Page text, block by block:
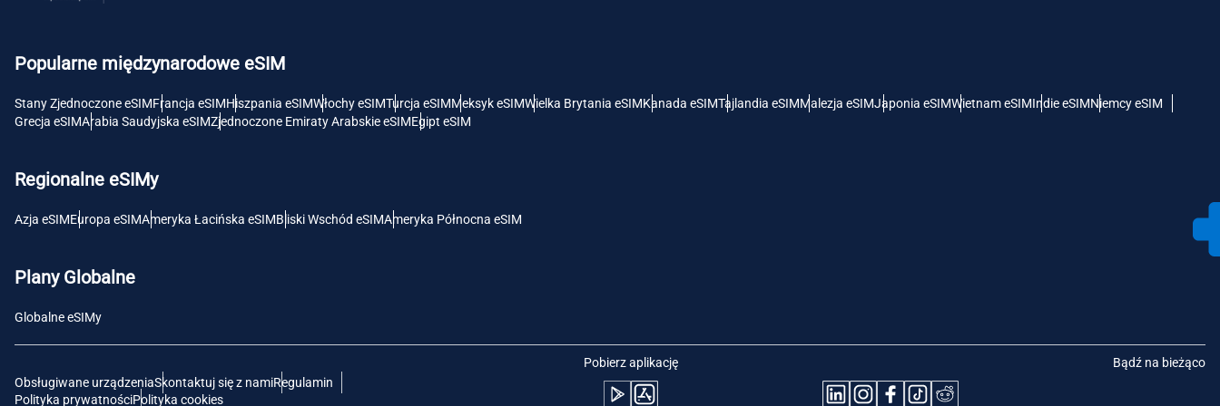
Popularne międzynarodowe eSIM
Stany Zjednoczone eSIMFrancja eSIMHiszpania eSIMWłochy eSIMTurcja eSIMMeksyk eSIMWielka Brytania eSIMKanada eSIMTajlandia eSIMMalezja eSIMJaponia eSIMWietnam eSIMIndie eSIMNiemcy eSIM
Grecja eSIMArabia Saudyjska eSIMZjednoczone Emiraty Arabskie eSIMEgipt eSIM
Regionalne eSIMy
Azja eSIMEuropa eSIMAmeryka Łacińska eSIMBliski Wschód eSIMAmeryka Północna eSIM
Plany Globalne
Globalne eSIMy
Obsługiwane urządzeniaSkontaktuj się z namiRegulamin
Polityka prywatnościPolityka cookies
Pobierz aplikację Bądź na bieżąco
Deutsch
Português
THB - Bat